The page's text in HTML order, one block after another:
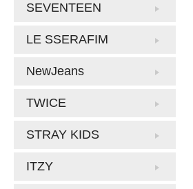
SEVENTEEN
LE SSERAFIM
NewJeans
TWICE
STRAY KIDS
ITZY